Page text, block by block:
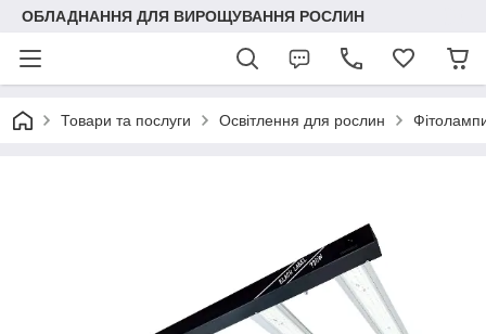
ОБЛАДНАННЯ ДЛЯ ВИРОЩУВАННЯ РОСЛИН
Товари та послуги Освітлення для рослин